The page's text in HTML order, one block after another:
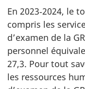
En 2023‑2024, le
compris les
d’examen de la
personnel
27,3. Pour tout
les ressources